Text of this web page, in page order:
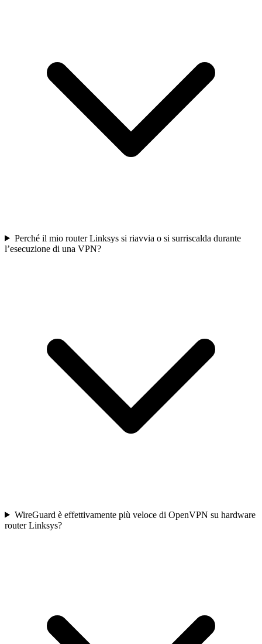
Perché il mio router Linksys si riavvia o si surriscalda durante
l’esecuzione di una VPN?
WireGuard è effettivamente più veloce di OpenVPN su hardware
router Linksys?